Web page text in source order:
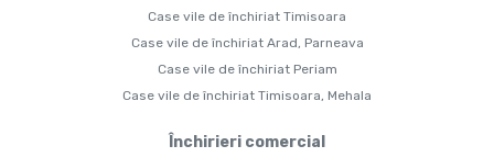
Case vile de închiriat Timisoara
Case vile de închiriat Arad, Parneava
Case vile de închiriat Periam
Case vile de închiriat Timisoara, Mehala
Închirieri comercial